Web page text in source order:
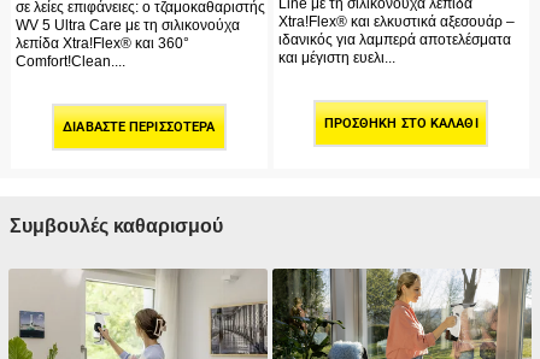
σε λείες επιφάνειες: ο τζαμοκαθαριστής
WV 5 Ultra Care με τη σιλικονούχα
λεπίδα Xtra!Flex® και 360°
Comfort!Clean....
ΔΙΑΒΆΣΤΕ ΠΕΡΙΣΣΌΤΕΡΑ
Xtra!Flex® και ελκυστικά αξεσουάρ –
ιδανικός για λαμπερά αποτελέσματα
και μέγιστη ευελι...
ΠΡΟΣΘΉΚΗ ΣΤΟ ΚΑΛΆΘΙ
Συμβουλές καθαρισμού